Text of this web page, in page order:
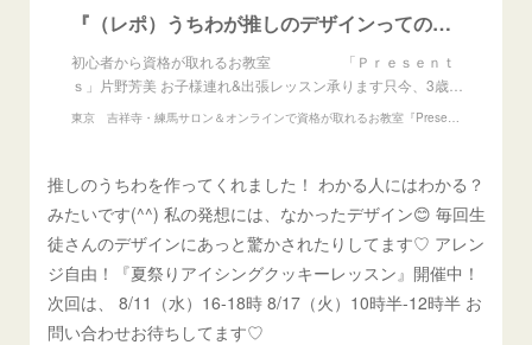
『（レポ）うちわが推しのデザインってのも♡夏祭りアイシングクッキー』
初心者から資格が取れるお教室 「Ｐｒｅｓｅｎｔ
ｓ」片野芳美 お子様連れ&出張レッスン承ります只今、3歳…
東京 吉祥寺・練馬サロン＆オンラインで資格が取れるお教室『Presents』アイシングクッキー、練り切りアート、あんフラワー教室
推しのうちわを作ってくれました！ わかる人にはわかる？
みたいです(^^) 私の発想には、なかったデザイン😊 毎回生
徒さんのデザインにあっと驚かされたりしてます♡ アレン
ジ自由！『夏祭りアイシングクッキーレッスン』開催中！
次回は、 8/11（水）16-18時 8/17（火）10時半-12時半 お
問い合わせお待ちしてます♡